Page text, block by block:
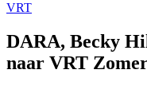
VRT
DARA, Becky
naar VRT